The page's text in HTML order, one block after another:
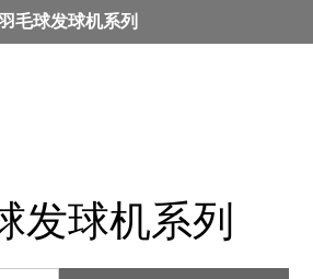
毛球发球机系列
发球机系列